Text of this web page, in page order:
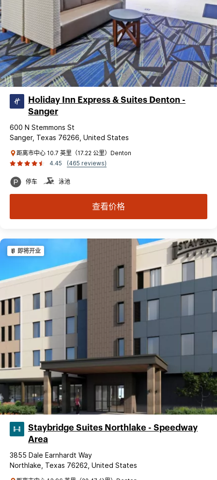
Holiday Inn Express & Suites Denton -
Sanger
600 N Stemmons St
Sanger, Texas 76266, United States
距离市中心 10.7 英里（17.22 公里）Denton
4.45
(465 reviews)
停车 泳池
查看价格
即将开业
Staybridge Suites Northlake - Speedway
Area
3855 Dale Earnhardt Way
Northlake, Texas 76262, United States